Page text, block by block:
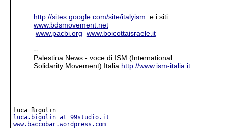
http://sites.google.com/site/italyism e i siti
www.bdsmovement.net
www.pacbi.org www.boicottaisraele.it
--
Palestina News - voce di ISM (International
Solidarity Movement) Italia http://www.ism-italia.it
--
Luca Bigolin
luca.bigolin at 99studio.it
www.baccobar.wordpress.com